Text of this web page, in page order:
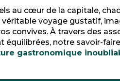
au cœur de la capitale,
voyage gustatif,
convives. À travers des
équilibrées, notre savoir-faire
gastronomique